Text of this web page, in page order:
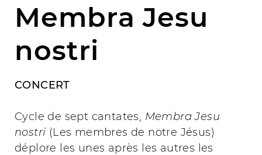
Membra Jesu
nostri
CONCERT
Cycle de sept cantates, Membra Jesu
nostri (Les membres de notre Jésus)
déplore les unes après les autres les